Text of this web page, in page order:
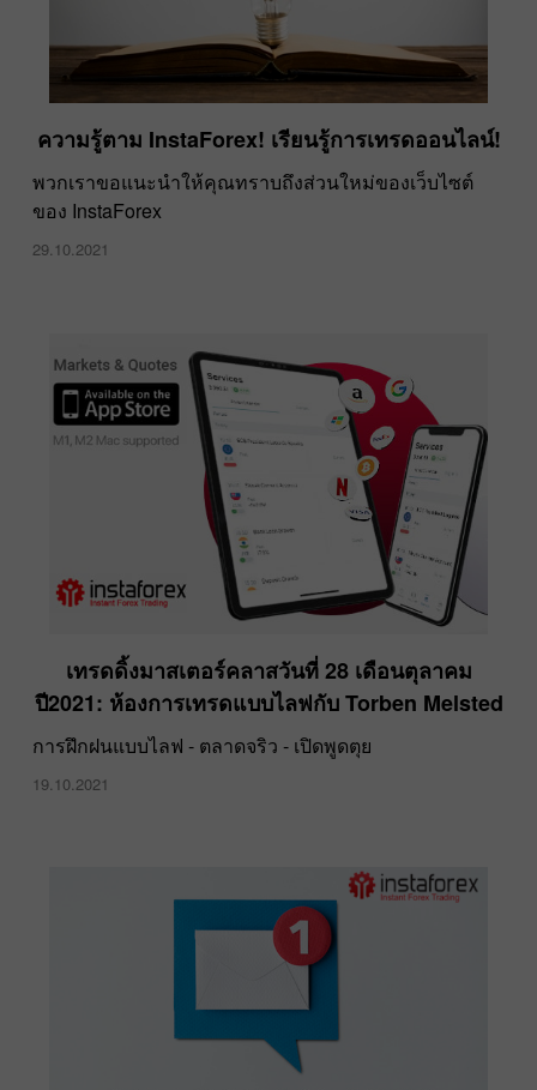
ความรู้ตาม InstaForex! เรียนรู้การเทรดออนไลน์!
พวกเราขอแนะนำให้คุณทราบถึงส่วนใหม่ของเว็บไซต์
ของ InstaForex
29.10.2021
เทรดดิ้งมาสเตอร์คลาสวันที่ 28 เดือนตุลาคม
ปี2021: ห้องการเทรดแบบไลฟกับ Torben Melsted
การฝึกฝนแบบไลฟ - ตลาดจริว - เปิดพูดตุย
19.10.2021